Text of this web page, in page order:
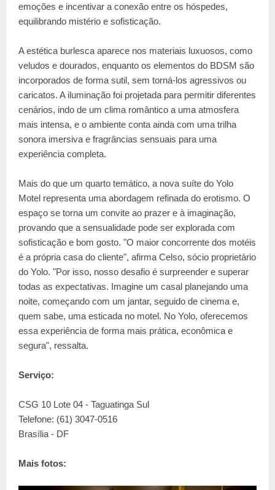
emoções e incentivar a conexão entre os hóspedes,
equilibrando mistério e sofisticação.
A estética burlesca aparece nos materiais luxuosos, como
veludos e dourados, enquanto os elementos do BDSM são
incorporados de forma sutil, sem torná-los agressivos ou
caricatos. A iluminação foi projetada para permitir diferentes
cenários, indo de um clima romântico a uma atmosfera
mais intensa, e o ambiente conta ainda com uma trilha
sonora imersiva e fragrâncias sensuais para uma
experiência completa.
Mais do que um quarto temático, a nova suíte do Yolo
Motel representa uma abordagem refinada do erotismo. O
espaço se torna um convite ao prazer e à imaginação,
provando que a sensualidade pode ser explorada com
sofisticação e bom gosto. "O maior concorrente dos motéis
é a própria casa do cliente", afirma Celso, sócio proprietário
do Yolo. "Por isso, nosso desafio é surpreender e superar
todas as expectativas. Imagine um casal planejando uma
noite, começando com um jantar, seguido de cinema e,
quem sabe, uma esticada no motel. No Yolo, oferecemos
essa experiência de forma mais prática, econômica e
segura", ressalta.
Serviço:
CSG 10 Lote 04 - Taguatinga Sul
Telefone: (61) 3047-0516
Brasília - DF
Mais fotos: